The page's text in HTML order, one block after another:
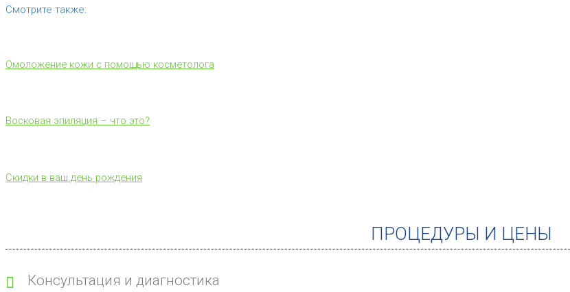
Смотрите также:
Омоложение кожи с помощью косметолога
Восковая эпиляция – что это?
Скидки в ваш день рождения
ПРОЦЕДУРЫ И ЦЕНЫ
Консультация и диагностика